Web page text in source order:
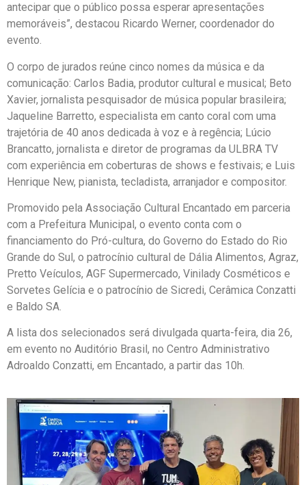
antecipar que o público possa esperar apresentações
memoráveis”, destacou Ricardo Werner, coordenador do
evento.
O corpo de jurados reúne cinco nomes da música e da
comunicação: Carlos Badia, produtor cultural e musical; Beto
Xavier, jornalista pesquisador de música popular brasileira;
Jaqueline Barretto, especialista em canto coral com uma
trajetória de 40 anos dedicada à voz e à regência; Lúcio
Brancatto, jornalista e diretor de programas da ULBRA TV
com experiência em coberturas de shows e festivais; e Luis
Henrique New, pianista, tecladista, arranjador e compositor.
Promovido pela Associação Cultural Encantado em parceria
com a Prefeitura Municipal, o evento conta com o
financiamento do Pró-cultura, do Governo do Estado do Rio
Grande do Sul, o patrocínio cultural de Dália Alimentos, Agraz,
Pretto Veículos, AGF Supermercado, Vinilady Cosméticos e
Sorvetes Gelícia e o patrocínio de Sicredi, Cerâmica Conzatti
e Baldo SA.
A lista dos selecionados será divulgada quarta-feira, dia 26,
em evento no Auditório Brasil, no Centro Administrativo
Adroaldo Conzatti, em Encantado, a partir das 10h.